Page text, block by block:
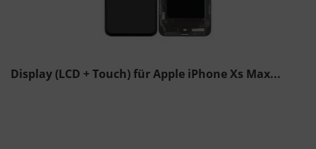
Display (LCD + Touch) für Apple iPhone Xs Max...